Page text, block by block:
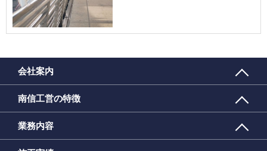
会社案内
南信工営の特徴
業務内容